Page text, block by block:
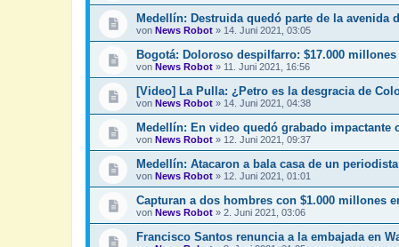
Medellín: Destruida quedó parte de la avenida
von News Robot » 14. Juni 2021, 03:05
Bogotá: Doloroso despilfarro: $17.000
von News Robot » 11. Juni 2021, 16:56
[Video] La Pulla: ¿Petro es la desgracia de
von News Robot » 14. Juni 2021, 04:38
Medellín: En video quedó grabado impactante
von News Robot » 12. Juni 2021, 09:37
Medellín: Atacaron a bala casa de un
von News Robot » 12. Juni 2021, 01:01
Capturan a dos hombres con $1.000 millones
von News Robot » 2. Juni 2021, 03:06
Francisco Santos renuncia a la embajada en